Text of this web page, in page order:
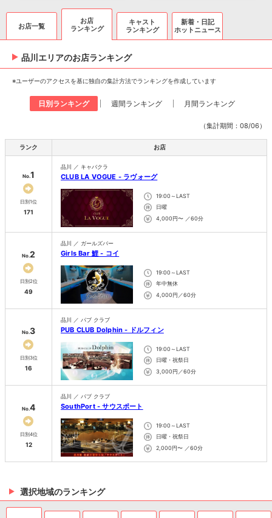
お店一覧
お店
ランキング
キャスト
ランキング
新着・日記
ホットニュース
品川エリアのお店ランキング
※ユーザーのアクセスを基に独自の集計方法でランキングを作成しています
日別ランキング 週間ランキング 月間ランキング
（集計期間：08/06）
ランク お店
No.1
日別1位
171
品川 ／ キャバクラ
CLUB LA VOGUE - ラヴォーグ
19:00～LAST
日曜
4,000円〜 ／60分
No.2
日別2位
49
品川 ／ ガールズバー
Girls Bar 鯉 - コイ
19:00～LAST
年中無休
4,000円／60分
No.3
日別3位
16
品川 ／ パブ クラブ
PUB CLUB Dolphin - ドルフィン
19:00～LAST
日曜・祝祭日
3,000円／60分
No.4
日別4位
12
品川 ／ パブ クラブ
SouthPort - サウスポート
19:00～LAST
日曜・祝祭日
2,000円〜 ／60分
選択地域のランキング